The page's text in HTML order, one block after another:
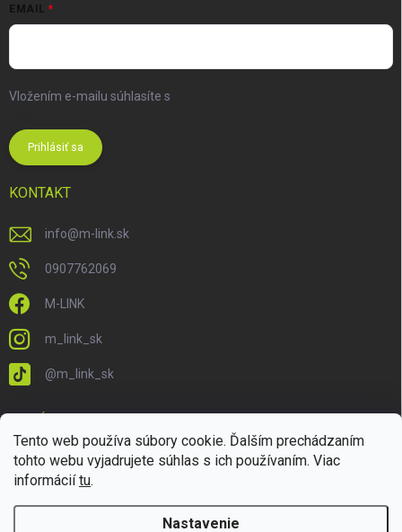
Tento web používa súbory cookie. Ďalším prechádzaním
tohto webu vyjadrujete súhlas s ich používaním. Viac
informáciítu.
Nastavenie
EMAIL
Vložením e-mailu súhlasíte s
Prihlásiť sa
KONTAKT
info@m-link.sk
0907762069
M-LINK
m_link_sk
@m_link_sk